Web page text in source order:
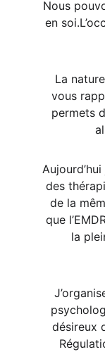
Nous
en
La
vous
permets
des
de la
que
la
désireux